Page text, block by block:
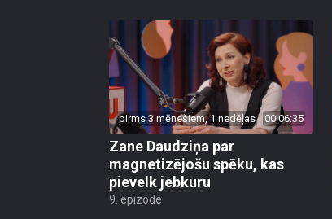
pirms 3 mēnešiem, 1 nedēļas 00:06:35
Zane Daudziņa par
magnetizējošu spēku, kas
pievelk jebkuru
9. epizode